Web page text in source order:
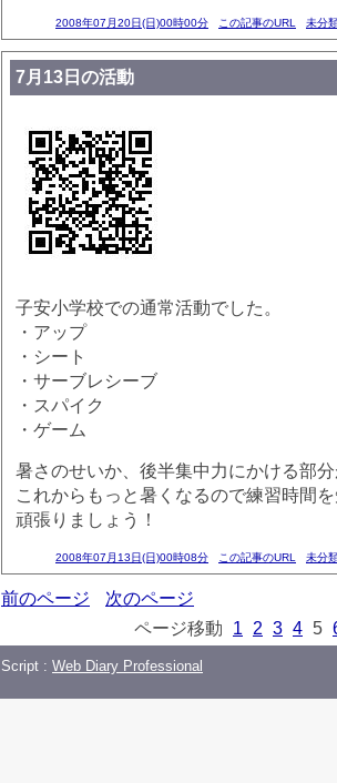
2008年07月20日(日)00時00分 この記事のURL 未分
7月13日の活動
子安小学校での通常活動でした。
・アップ
・シート
・サーブレシーブ
・スパイク
・ゲーム
暑さのせいか、後半集中力にかける部
これからもっと暑くなるので練習時間
頑張りましょう！
2008年07月13日(日)00時08分 この記事のURL 未分
前のページ
次のページ
ページ移動
1 2 3 4 5
Script : Web Diary Professional